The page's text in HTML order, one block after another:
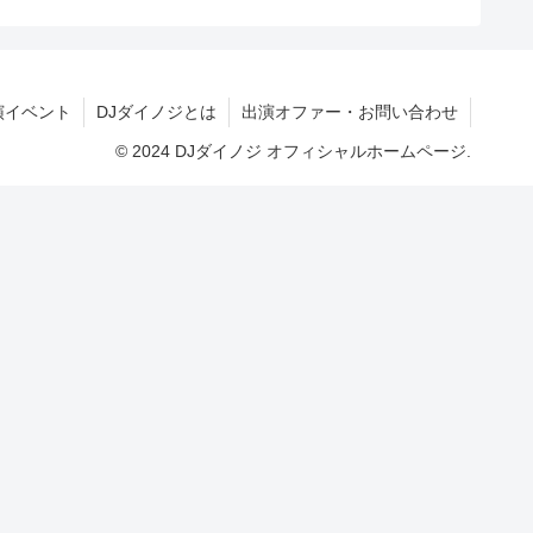
イベント DJダイノジとは 出演オファー・お問い合わせ
© 2024 DJダイノジ オフィシャルホームページ.